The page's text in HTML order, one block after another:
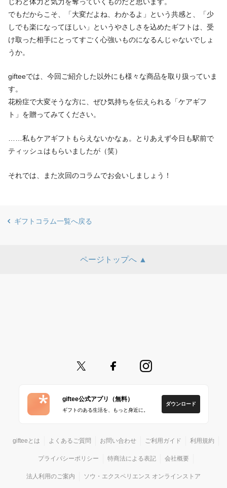
でもだからこそ、「大変だよね、わかるよ」という共感と、「少
しでも楽になってほしい」というやさしさを込めたギフトは、受
け取った相手にとってすごく心強いものになるんじゃないでしょ
うか。
gifteeでは、今回ご紹介した以外にも様々な商品を取り扱っていま
す。
花粉症で大変そうな方に、ぜひ気持ちを伝えられる「ケアギフ
ト」を贈ってみてください。
……私もケアギフトもらえないかなぁ。とりあえず今日も駅前で
ティッシュはもらいましたが（笑）
それでは、また次回のコラムでお会いしましょう！
ギフトコラム一覧へ戻る
ページトップへ ▲
giftee公式アプリ（無料）
ギフトのある生活を、もっと身近に。
ダウンロード
gifteeとは よくあるご質問 お問い合わせ ご利用ガイド 利用規約
プライバシーポリシー 特商法による表記 会社概要
法人利用のご案内 ソウ・エクスペリエンス オンラインストア